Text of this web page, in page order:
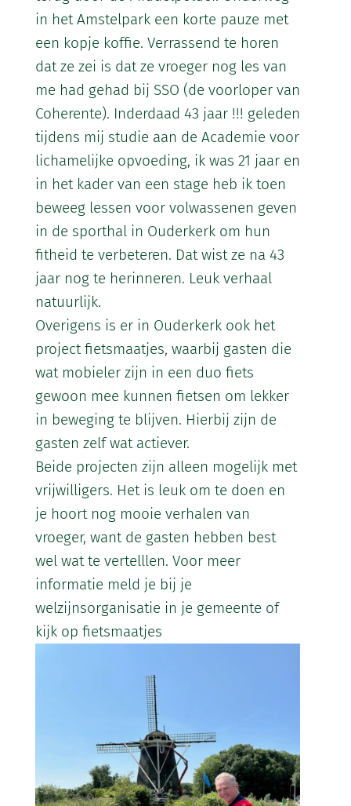
in het Amstelpark een korte pauze met
een kopje koffie. Verrassend te horen
dat ze zei is dat ze vroeger nog les van
me had gehad bij SSO (de voorloper van
Coherente). Inderdaad 43 jaar !!! geleden
tijdens mij studie aan de Academie voor
lichamelijke opvoeding, ik was 21 jaar en
in het kader van een stage heb ik toen
beweeg lessen voor volwassenen geven
in de sporthal in Ouderkerk om hun
fitheid te verbeteren. Dat wist ze na 43
jaar nog te herinneren. Leuk verhaal
natuurlijk.
Overigens is er in Ouderkerk ook het
project fietsmaatjes, waarbij gasten die
wat mobieler zijn in een duo fiets
gewoon mee kunnen fietsen om lekker
in beweging te blijven. Hierbij zijn de
gasten zelf wat actiever.
Beide projecten zijn alleen mogelijk met
vrijwilligers. Het is leuk om te doen en
je hoort nog mooie verhalen van
vroeger, want de gasten hebben best
wel wat te vertelllen. Voor meer
informatie meld je bij je
welzijnsorganisatie in je gemeente of
kijk op fietsmaatjes